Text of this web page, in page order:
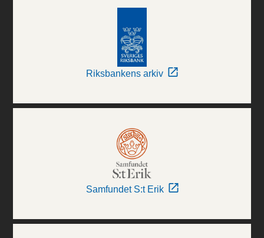
Riksbankens arkiv
Samfundet S:t Erik